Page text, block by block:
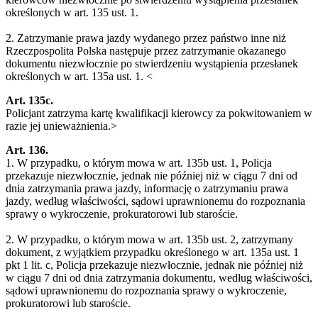
określonych w art. 135 ust. 1.
2. Zatrzymanie prawa jazdy wydanego przez państwo inne niż
Rzeczpospolita Polska następuje przez zatrzymanie okazanego
dokumentu niezwłocznie po stwierdzeniu wystąpienia przesłanek
określonych w art. 135a ust. 1. <
Art. 135c.
Policjant zatrzyma kartę kwalifikacji kierowcy za pokwitowaniem w
razie jej unieważnienia.>
Art. 136.
1. W przypadku, o którym mowa w art. 135b ust. 1, Policja
przekazuje niezwłocznie, jednak nie później niż w ciągu 7 dni od
dnia zatrzymania prawa jazdy, informację o zatrzymaniu prawa
jazdy, według właściwości, sądowi uprawnionemu do rozpoznania
sprawy o wykroczenie, prokuratorowi lub staroście.
2. W przypadku, o którym mowa w art. 135b ust. 2, zatrzymany
dokument, z wyjątkiem przypadku określonego w art. 135a ust. 1
pkt 1 lit. c, Policja przekazuje niezwłocznie, jednak nie później niż
w ciągu 7 dni od dnia zatrzymania dokumentu, według właściwości,
sądowi uprawnionemu do rozpoznania sprawy o wykroczenie,
prokuratorowi lub staroście.